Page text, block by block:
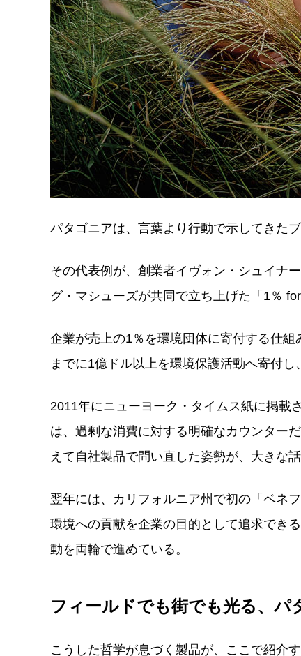
パタゴニアは、言葉より行動で示してきたブ
その代表例が、創業者イヴォン・シュイナ
グ・マシューズが共同で立ち上げた「1％ for
企業が売上の1％を環境団体に寄付する仕
までに1億ドル以上を環境保護活動へ寄付
2011年にニューヨーク・タイムス紙に掲載
は、過剰な消費に対する明確なカウンター
えて自社製品で問い直した姿勢が、大きな話
翌年には、カリフォルニア州で初の「ベネ
環境への貢献を企業の目的として追求でき
動を両輪で進めている。
フィールドでも街でも光る、パ
こうした哲学が息づく製品が、ここで紹介